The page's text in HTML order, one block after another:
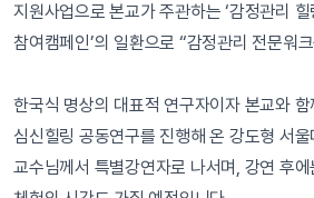
지원사업으로 본교가 주관하는 ‘감정관리
참여캠페인’의 일환으로 “감정관리 전문워
한국식 명상의 대표적 연구자이자 본교와
심신힐링 공동연구를 진행해 온 강도형 서
교수님께서 특별강연자로 나서며, 강연 후